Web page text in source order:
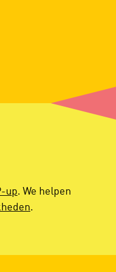
up. We helpen
.